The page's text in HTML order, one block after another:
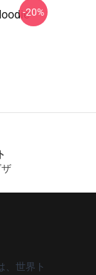
-20%
、世界ト